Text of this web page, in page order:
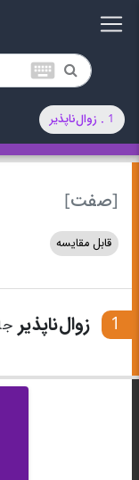
keyboard
1 . زوال‌ناپذیر
[صفت]
قابل مقایسه
1 زوال‌ناپذیر